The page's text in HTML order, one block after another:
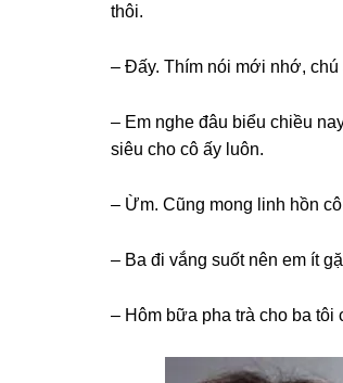
thôi.
– Đấy. Thím nói mới nhớ,
– Em nghe đâu biểu chiều
ѕiêu cho cô ấy luôn.
– Ừm. Cũnɡ monɡ linh hồn
– Ba đi vắnɡ ѕuốt nên em ít
– Hôm bữa pha trà cho ba tôi